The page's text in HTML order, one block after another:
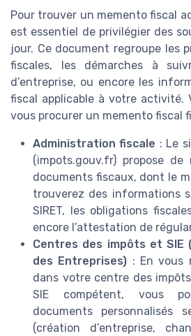
Pour trouver un memento fiscal
est essentiel de privilégier des
jour. Ce document regroupe les
fiscales, les démarches à
d’entreprise, ou encore les
fiscal applicable à votre activité.
vous procurer un memento fiscal
Administration fiscale : Le
(impots.gouv.fr) propose
documents fiscaux, dont le
trouverez des informations
SIRET, les obligations
encore l’attestation de
Centres des impôts et SIE
des Entreprises) : En vous
dans votre centre des
SIE compétent, vous
documents personnalisés
(création d’entreprise,